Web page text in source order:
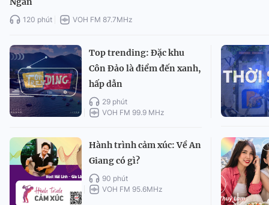
120 phút VOH FM 87.7MHz
Top trending: Đặc khu
Côn Đảo là điểm đến xanh,
hấp dẫn
29 phút
VOH FM 99.9 MHz
Hành trình cảm xúc: Về An
Giang có gì?
90 phút
VOH FM 95.6MHz